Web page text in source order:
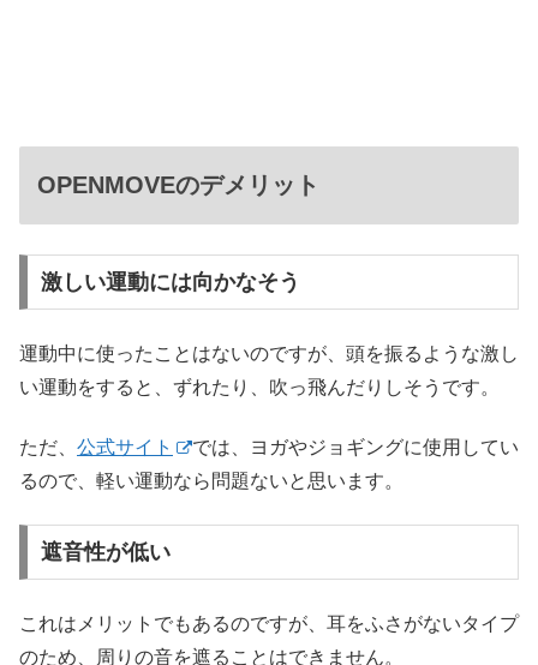
OPENMOVEのデメリット
激しい運動には向かなそう
運動中に使ったことはないのですが、頭を振るような激し
い運動をすると、ずれたり、吹っ飛んだりしそうです。
ただ、 公式サイト
では、ヨガやジョギングに使用してい
るので、軽い運動なら問題ないと思います。
遮音性が低い
これはメリットでもあるのですが、耳をふさがないタイプ
のため、周りの音を遮ることはできません。